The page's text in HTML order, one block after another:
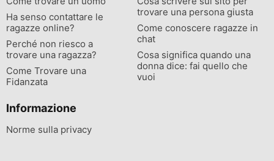
Ha senso contattare le
ragazze online?
Perché non riesco a
trovare una ragazza?
Come Trovare una
Fidanzata
trovare una persona giusta
Come conoscere ragazze in
chat
Cosa significa quando una
donna dice: fai quello che
vuoi
Informazione
Norme sulla privacy